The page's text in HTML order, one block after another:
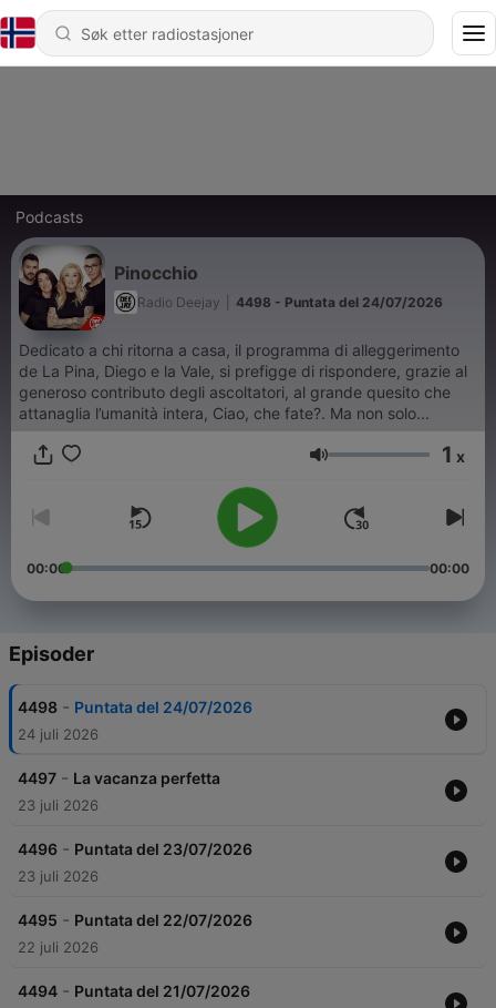
Podcasts
Pinocchio
Radio Deejay 4498 - Puntata del 24/07/2026
Dedicato a chi ritorna a casa, il programma di alleggerimento
de La Pina, Diego e la Vale, si prefigge di rispondere, grazie al
generoso contributo degli ascoltatori, al grande quesito che
attanaglia l’umanità intera, Ciao, che fate?. Ma non solo...
Volum 1 x
00:00 00:00
Episoder
4498 - Puntata del 24/07/2026
24 juli 2026
4497 - La vacanza perfetta
23 juli 2026
4496 - Puntata del 23/07/2026
23 juli 2026
4495 - Puntata del 22/07/2026
22 juli 2026
4494 - Puntata del 21/07/2026